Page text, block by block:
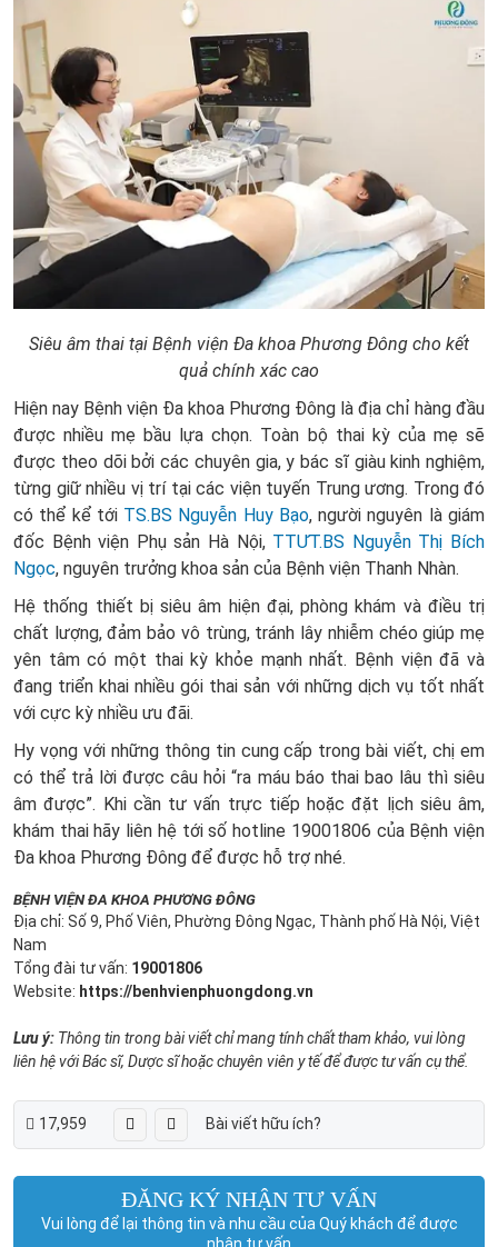
Siêu âm thai tại Bệnh viện Đa khoa Phương Đông cho kết
quả chính xác cao
Hiện nay Bệnh viện Đa khoa Phương Đông là địa chỉ hàng đầu
được nhiều mẹ bầu lựa chọn. Toàn bộ thai kỳ của mẹ sẽ
được theo dõi bởi các chuyên gia, y bác sĩ giàu kinh nghiệm,
từng giữ nhiều vị trí tại các viện tuyến Trung ương. Trong đó
có thể kể tới TS.BS Nguyễn Huy Bạo, người nguyên là giám
đốc Bệnh viện Phụ sản Hà Nội, TTƯT.BS Nguyễn Thị Bích
Ngọc, nguyên trưởng khoa sản của Bệnh viện Thanh Nhàn.
Hệ thống thiết bị siêu âm hiện đại, phòng khám và điều trị
chất lượng, đảm bảo vô trùng, tránh lây nhiễm chéo giúp mẹ
yên tâm có một thai kỳ khỏe mạnh nhất. Bệnh viện đã và
đang triển khai nhiều gói thai sản với những dịch vụ tốt nhất
với cực kỳ nhiều ưu đãi.
Hy vọng với những thông tin cung cấp trong bài viết, chị em
có thể trả lời được câu hỏi “ra máu báo thai bao lâu thì siêu
âm được”. Khi cần tư vấn trực tiếp hoặc đặt lịch siêu âm,
khám thai hãy liên hệ tới số hotline 19001806 của Bệnh viện
Đa khoa Phương Đông để được hỗ trợ nhé.
BỆNH VIỆN ĐA KHOA PHƯƠNG ĐÔNG
Địa chỉ: Số 9, Phố Viên, Phường Đông Ngạc, Thành phố Hà Nội, Việt
Nam
Tổng đài tư vấn: 19001806
Website: https://benhvienphuongdong.vn
Lưu ý: Thông tin trong bài viết chỉ mang tính chất tham khảo, vui lòng
liên hệ với Bác sĩ, Dược sĩ hoặc chuyên viên y tế để được tư vấn cụ thể.
17,959 Bài viết hữu ích?
ĐĂNG KÝ NHẬN TƯ VẤN
Vui lòng để lại thông tin và nhu cầu của Quý khách để được
nhận tư vấn